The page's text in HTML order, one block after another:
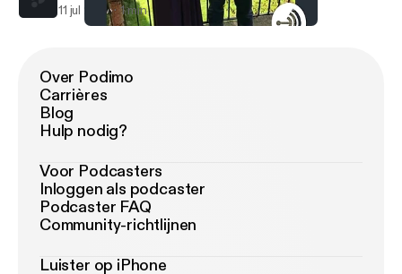
11 jul 2017 1 min
Over Podimo
Carrières
Blog
Hulp nodig?
Voor Podcasters
Inloggen als podcaster
Podcaster FAQ
Community-richtlijnen
Luister op iPhone